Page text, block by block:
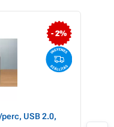
- 2%
USB 2.0,